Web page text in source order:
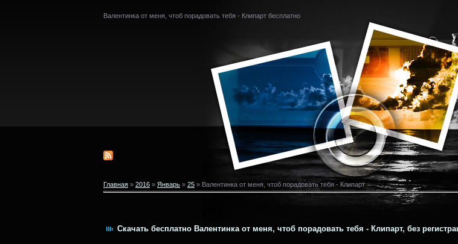
Валентинка от меня, чтоб порадовать тебя - Клипарт бесплатно
Главная » 2016 » Январь » 25 » Валентинка от меня, чтоб порадовать тебя - Клипарт
Скачать бесплатно Валентинка от меня, чтоб порадовать тебя - Клипарт, без